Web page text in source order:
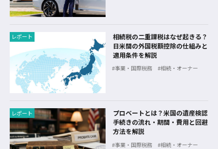
レポート
相続税の二重課税はなぜ起きる？
日米間の外国税額控除の仕組みと
適用条件を解説
事業・国際税務 相続・オーナー
レポート
プロベートとは？米国の遺産検認
手続きの流れ・期間・費用と回避
方法を解説
事業・国際税務 相続・オーナー